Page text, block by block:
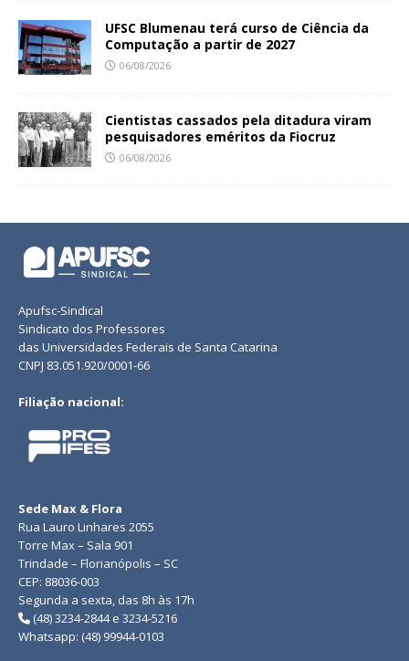
UFSC Blumenau terá curso de Ciência da
Computação a partir de 2027
06/08/2026
Cientistas cassados pela ditadura viram
pesquisadores eméritos da Fiocruz
06/08/2026
Apufsc-Sindical
Sindicato dos Professores
das Universidades Federais de Santa Catarina
CNPJ 83.051.920/0001-66
Filiação nacional:
Sede Max & Flora
Rua Lauro Linhares 2055
Torre Max – Sala 901
Trindade – Florianópolis – SC
CEP: 88036-003
Segunda a sexta, das 8h às 17h
(48) 3234-2844 e 3234-5216
Whatsapp: (48) 99944-0103